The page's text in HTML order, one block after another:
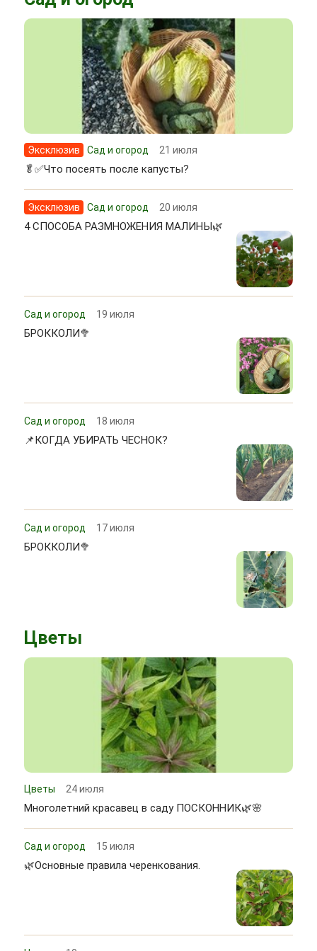
Эксклюзив Сад и огород 21 июля
🥬✅Что посеять после капусты?
Эксклюзив Сад и огород 20 июля
4 СПОСОБА РАЗМНОЖЕНИЯ МАЛИНЫ🌿
Сад и огород 19 июля
БРОККОЛИ🥦
Сад и огород 18 июля
📌КОГДА УБИРАТЬ ЧЕСНОК?
Сад и огород 17 июля
БРОККОЛИ🥦
Цветы
Цветы 24 июля
Многолетний красавец в саду ПОСКОННИК🌿🌸
Сад и огород 15 июля
🌿Основные правила черенкования.